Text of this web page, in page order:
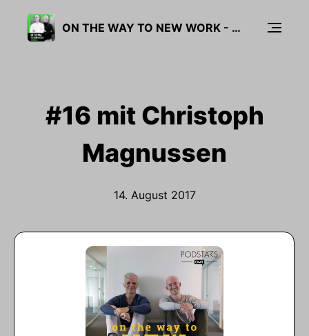
ON THE WAY TO NEW WORK - DER PODCAST ÜBER NEUE ARBEIT
#16 mit Christoph
Magnussen
14. August 2017